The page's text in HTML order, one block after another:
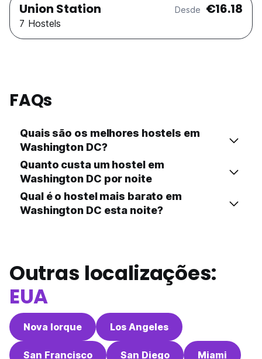
Union Station Desde €16.18
7 Hostels
FAQs
Quais são os melhores hostels em
Washington DC?
Quanto custa um hostel em
Washington DC por noite
Qual é o hostel mais barato em
Washington DC esta noite?
Outras localizações:
EUA
Nova Iorque Los Angeles
San Francisco San Diego Miami